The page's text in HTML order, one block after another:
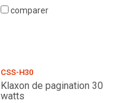
comparer
CSS-H30
Klaxon de pagination 30
watts